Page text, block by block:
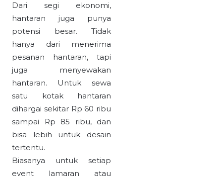
Dari segi ekonomi,
hantaran juga punya
potensi besar. Tidak
hanya dari menerima
pesanan hantaran, tapi
juga menyewakan
hantaran. Untuk sewa
satu kotak hantaran
dihargai sekitar Rp 60 ribu
sampai Rp 85 ribu, dan
bisa lebih untuk desain
tertentu.
Biasanya untuk setiap
event lamaran atau